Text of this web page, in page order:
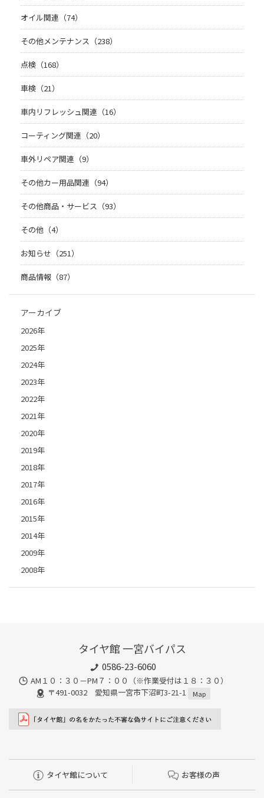
オイル関連（74）
その他メンテナンス（238）
点検（168）
車検（21）
車内リフレッシュ関連（16）
コーティング関連（20）
車外リペア関連（9）
その他カー用品関連（94）
その他商品・サービス（93）
その他（4）
お知らせ（251）
商品情報（87）
アーカイブ
2026年
2025年
2024年
2023年
2022年
2021年
2020年
2019年
2018年
2017年
2016年
2015年
2014年
2009年
2008年
タイヤ館 一宮バイパス
0586-23-6060
AM１０：３０－PM７：００（※作業受付は１８：３０）
〒491-0032 愛知県一宮市下沼町3-21-1
Map
タイヤ館について お客様の声